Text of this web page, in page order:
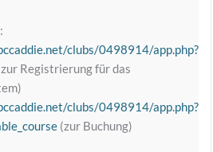
clubs/0498914/app.php?
Registrierung für das
clubs/0498914/app.php?
(zur Buchung)